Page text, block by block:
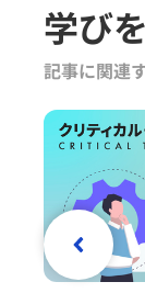
学び
記事に関連